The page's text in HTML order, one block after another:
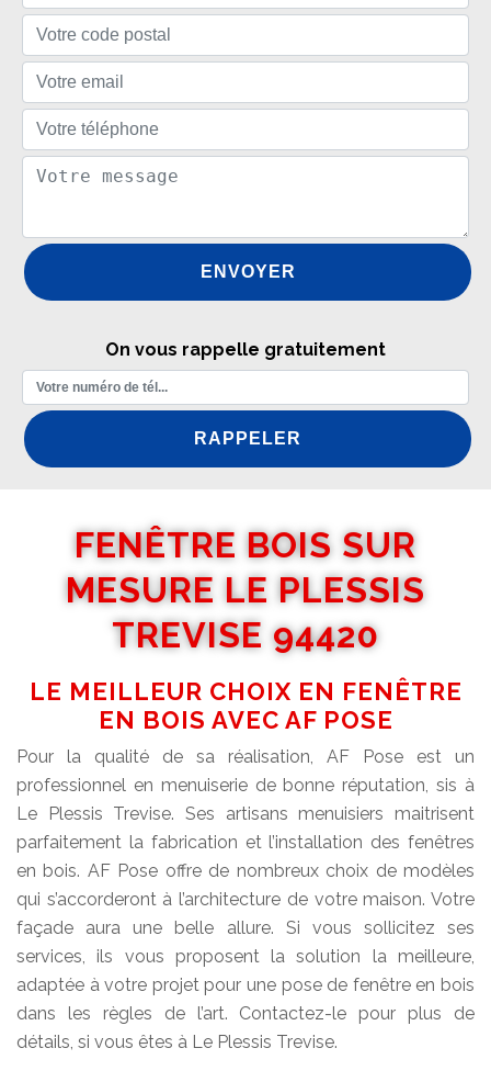
On vous rappelle gratuitement
FENÊTRE BOIS SUR
MESURE LE PLESSIS
TREVISE 94420
LE MEILLEUR CHOIX EN FENÊTRE
EN BOIS AVEC AF POSE
Pour la qualité de sa réalisation, AF Pose est un
professionnel en menuiserie de bonne réputation, sis à
Le Plessis Trevise. Ses artisans menuisiers maitrisent
parfaitement la fabrication et l’installation des fenêtres
en bois. AF Pose offre de nombreux choix de modèles
qui s’accorderont à l’architecture de votre maison. Votre
façade aura une belle allure. Si vous sollicitez ses
services, ils vous proposent la solution la meilleure,
adaptée à votre projet pour une pose de fenêtre en bois
dans les règles de l’art. Contactez-le pour plus de
détails, si vous êtes à Le Plessis Trevise.